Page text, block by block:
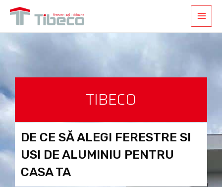
TIBECO
DE CE SĂ ALEGI FERESTRE SI
USI DE ALUMINIU PENTRU
CASA TA